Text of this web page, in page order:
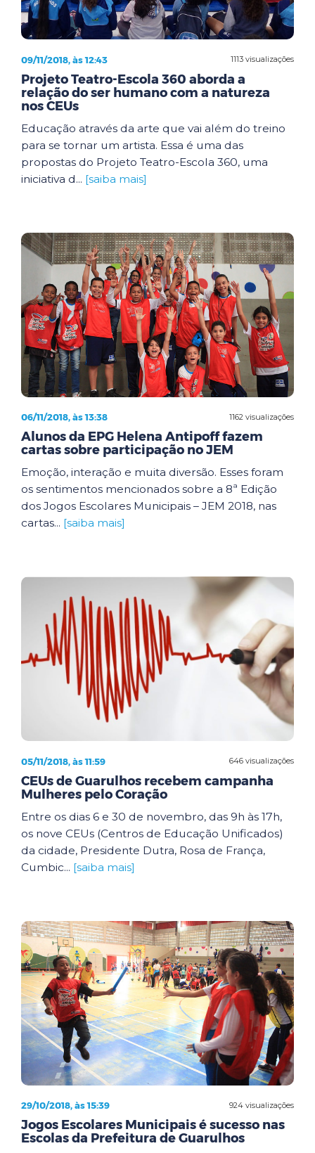
1113 visualizações
09/11/2018, às 12:43
Projeto Teatro-Escola 360 aborda a
relação do ser humano com a natureza
nos CEUs
Educação através da arte que vai além do treino
para se tornar um artista. Essa é uma das
propostas do Projeto Teatro-Escola 360, uma
iniciativa d... [saiba mais]
1162 visualizações
06/11/2018, às 13:38
Alunos da EPG Helena Antipoff fazem
cartas sobre participação no JEM
Emoção, interação e muita diversão. Esses foram
os sentimentos mencionados sobre a 8ª Edição
dos Jogos Escolares Municipais – JEM 2018, nas
cartas... [saiba mais]
646 visualizações
05/11/2018, às 11:59
CEUs de Guarulhos recebem campanha
Mulheres pelo Coração
Entre os dias 6 e 30 de novembro, das 9h às 17h,
os nove CEUs (Centros de Educação Unificados)
da cidade, Presidente Dutra, Rosa de França,
Cumbic... [saiba mais]
924 visualizações
29/10/2018, às 15:39
Jogos Escolares Municipais é sucesso nas
Escolas da Prefeitura de Guarulhos